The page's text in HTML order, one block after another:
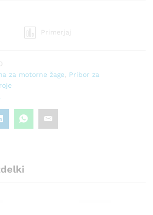
Primerjaj
za motorne žage
Pribor za